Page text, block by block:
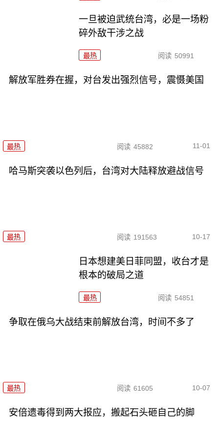
一旦被迫武统台湾，必是一场粉
碎外敌干涉之战
最热 阅读 50991
解放军胜券在握，对台发出强烈信号，震慑美国
最热 阅读 45882 11-01
哈马斯突袭以色列后，台湾对大陆释放避战信号
最热 阅读 191563 10-17
日本想建美日菲同盟，收台才是
根本的破局之道
最热 阅读 54851
争取在俄乌大战结束前解放台湾，时间不多了
最热 阅读 61605 10-07
安倍遗毒得到两大报应，搬起石头砸自己的脚